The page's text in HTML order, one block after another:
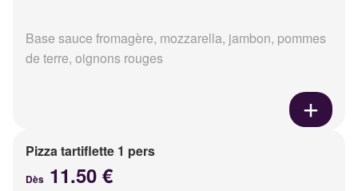
Base sauce fromagère, mozzarella, jambon, pommes
de terre, oignons rouges
Pizza tartiflette 1 pers
Dès 11.50 €